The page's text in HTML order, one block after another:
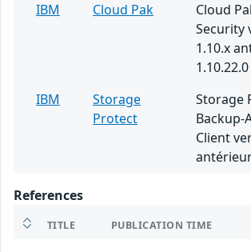
IBM
Cloud Pak
Cloud
Security
1.10.x
1.10.22.0
IBM
Storage
Protect
Storage
Backup-
Client
References
TITLE PUBLICATION TIME